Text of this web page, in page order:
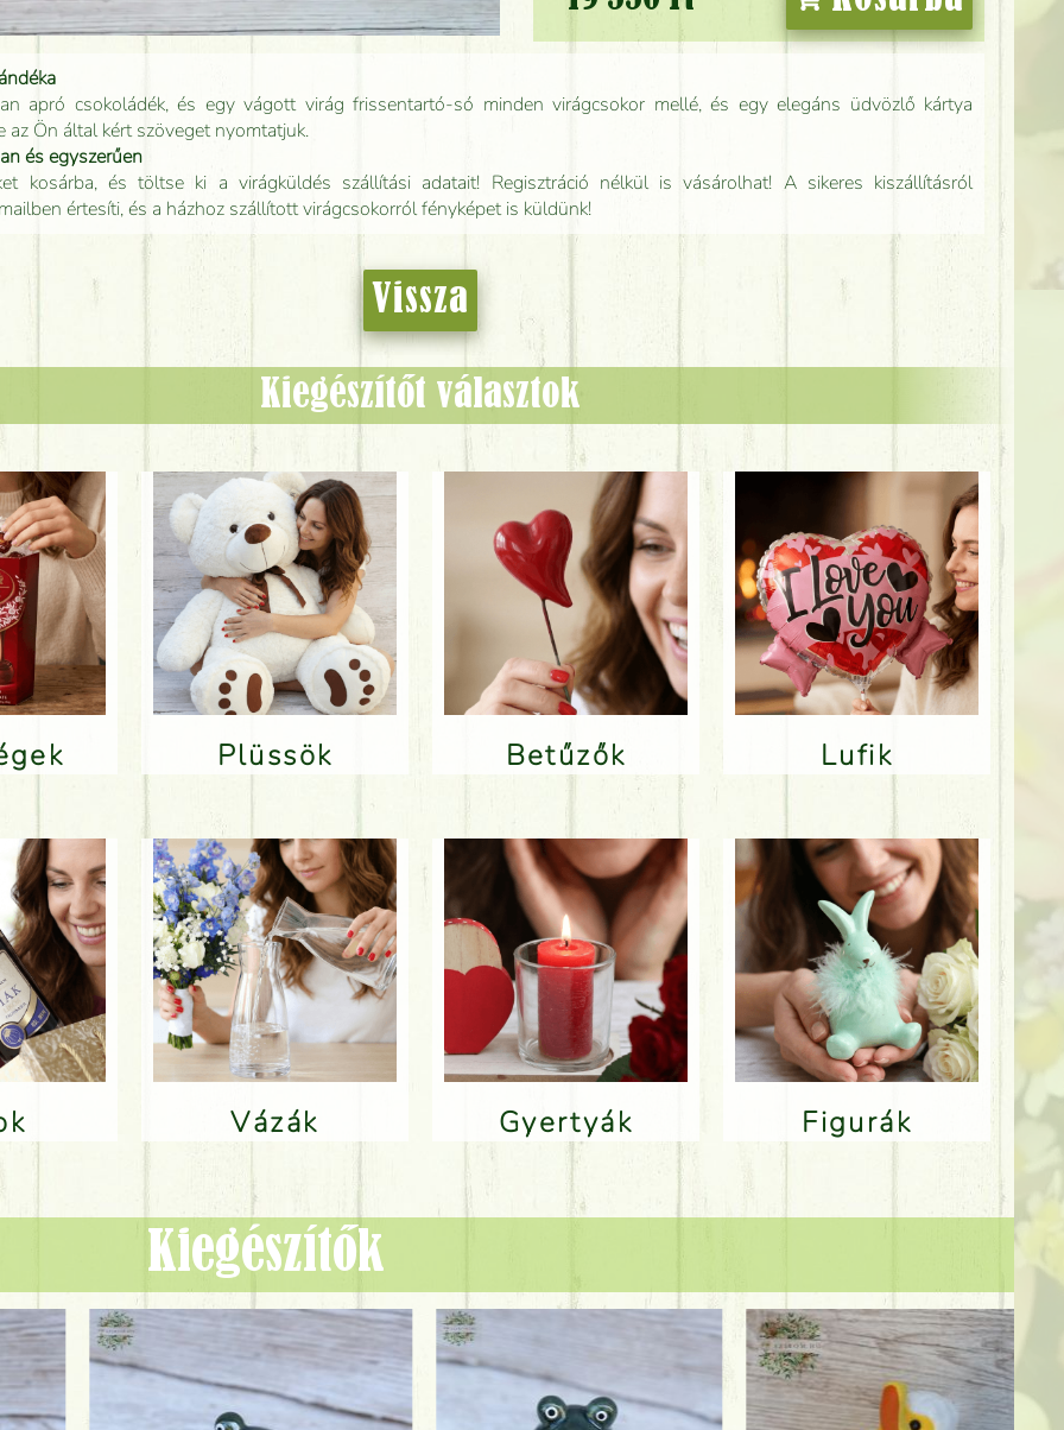
apró csokoládék, és egy vágott virág frissentartó-só minden virágcsokor mellé, és egy elegáns üdvözlő kártya
az Ön által kért szöveget nyomtatjuk.
és egyszerűen
kosárba, és töltse ki a virágküldés szállítási adatait! Regisztráció nélkül is vásárolhat! A sikeres kiszállításról
értesíti, és a házhoz szállított virágcsokorról fényképet is küldünk!
Vissza
Kiegészítőt választok
Plüssök Betűzők Lufik
Vázák Gyertyák Figurák
Kiegészítők